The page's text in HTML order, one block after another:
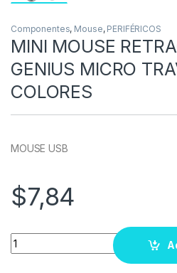
Componentes, Mouse, PERIFÉRICOS
MINI MOUSE
GENIUS MICRO
COLORES
MOUSE USB
$7,84
Quantity